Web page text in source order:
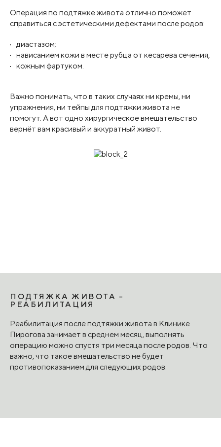
Операция по подтяжке живота отлично поможет
справиться с эстетическими дефектами после родов:
диастазом;
нависанием кожи в месте рубца от кесарева сечения,
кожным фартуком.
Важно понимать, что в таких случаях ни кремы, ни
упражнения, ни тейпы для подтяжки живота не
помогут. А вот одно хирургическое вмешательство
вернёт вам красивый и аккуратный живот.
ПОДТЯЖКА ЖИВОТА -
РЕАБИЛИТАЦИЯ
Реабилитация после подтяжки живота в Клинике
Пирогова занимает в среднем месяц, выполнять
операцию можно спустя три месяца после родов. Что
важно, что такое вмешательство не будет
противопоказанием для следующих родов.